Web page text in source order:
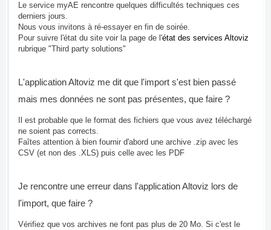
Le service myAE rencontre quelques difficultés techniques ces
derniers jours.
Nous vous invitons à ré-essayer en fin de soirée.
Pour suivre l'état du site voir la page de l'état des services Altoviz
rubrique "Third party solutions"
L'application Altoviz me dit que l'import s'est bien passé
mais mes données ne sont pas présentes, que faire ?
Il est probable que le format des fichiers que vous avez téléchargé
ne soient pas corrects.
Faîtes attention à bien fournir d'abord une archive .zip avec les
CSV (et non des .XLS) puis celle avec les PDF
Je rencontre une erreur dans l'application Altoviz lors de
l'import, que faire ?
Vérifiez que vos archives ne font pas plus de 20 Mo. Si c'est le